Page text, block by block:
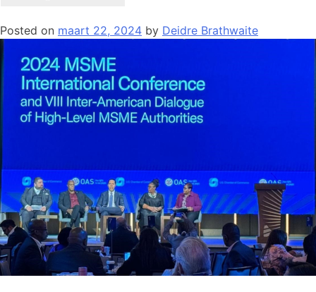
Posted on maart 22, 2024 by Deidre Brathwaite